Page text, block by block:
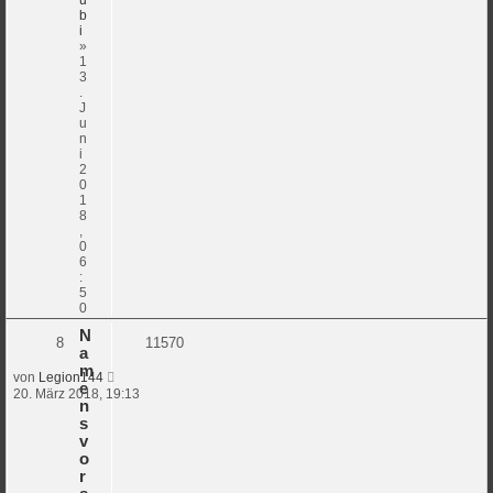
b
i
»
1
3
J
u
n
i
2
0
1
8
0
6
:
5
0
N
a
m
e
n
s
v
o
r
8 11570
von Legion144
20. März 2018, 19:13